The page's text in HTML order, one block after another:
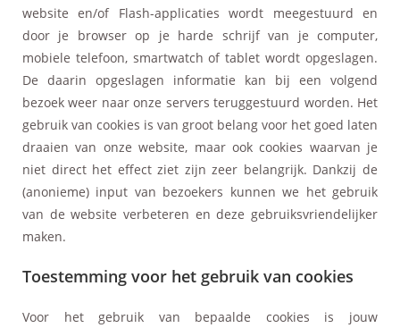
website en/of Flash-applicaties wordt meegestuurd en
door je browser op je harde schrijf van je computer,
mobiele telefoon, smartwatch of tablet wordt opgeslagen.
De daarin opgeslagen informatie kan bij een volgend
bezoek weer naar onze servers teruggestuurd worden. Het
gebruik van cookies is van groot belang voor het goed laten
draaien van onze website, maar ook cookies waarvan je
niet direct het effect ziet zijn zeer belangrijk. Dankzij de
(anonieme) input van bezoekers kunnen we het gebruik
van de website verbeteren en deze gebruiksvriendelijker
maken.
Toestemming voor het gebruik van cookies
Voor het gebruik van bepaalde cookies is jouw